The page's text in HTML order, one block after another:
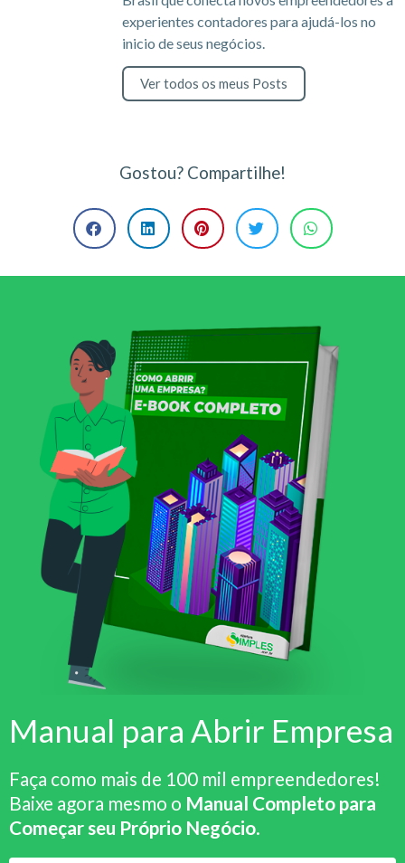
experientes contadores para ajudá-los no
inicio de seus negócios.
Ver todos os meus Posts
Gostou? Compartilhe!
Manual para Abrir Empresa
Faça como mais de 100 mil empreendedores!
Baixe agora mesmo o Manual Completo para
Começar seu Próprio Negócio.